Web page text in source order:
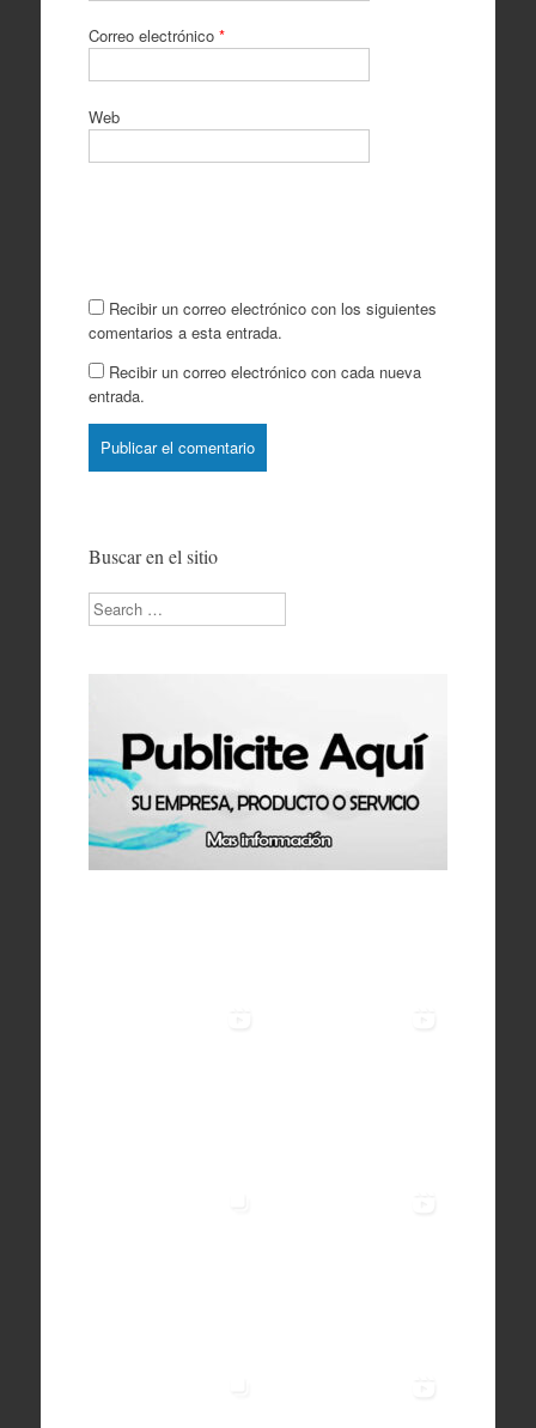
Correo electrónico *
Web
Recibir un correo electrónico con los siguientes
comentarios a esta entrada.
Recibir un correo electrónico con cada nueva
entrada.
Buscar en el sitio
Search